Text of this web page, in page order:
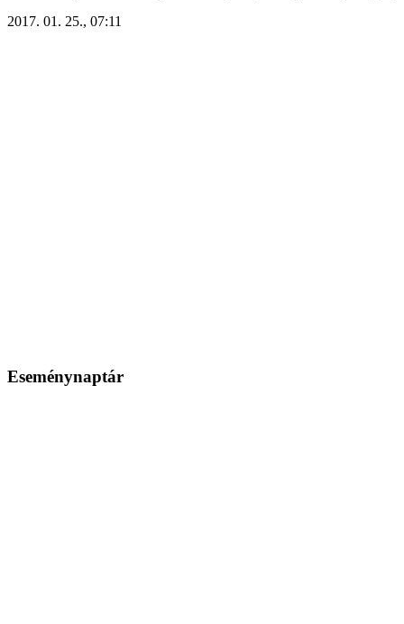
2017. 01. 25., 07:11
Eseménynaptár